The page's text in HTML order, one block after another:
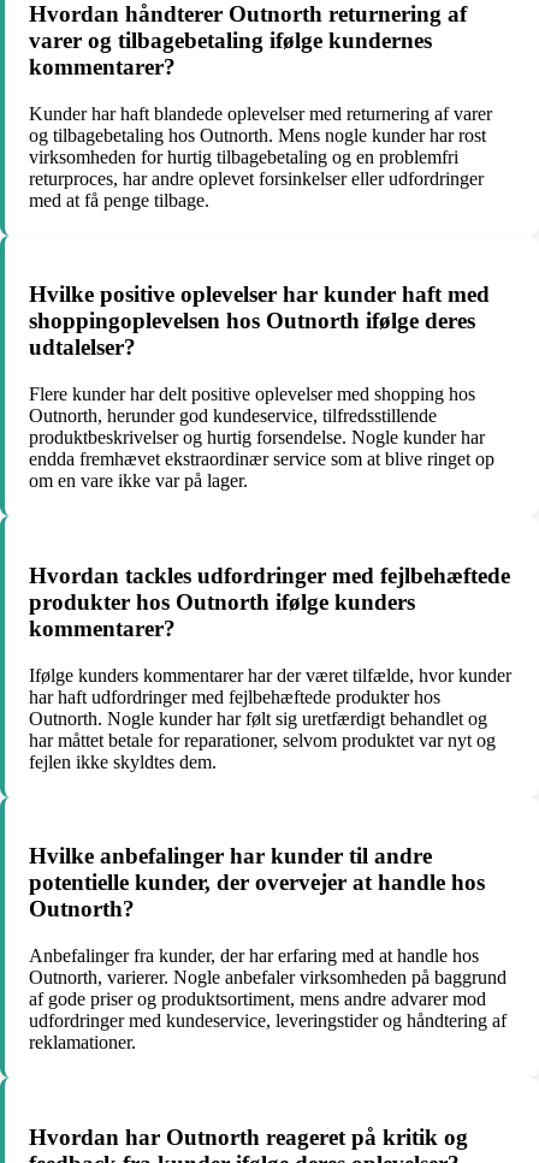
Hvordan håndterer Outnorth returnering af
varer og tilbagebetaling ifølge kundernes
kommentarer?
Kunder har haft blandede oplevelser med returnering af varer
og tilbagebetaling hos Outnorth. Mens nogle kunder har rost
virksomheden for hurtig tilbagebetaling og en problemfri
returproces, har andre oplevet forsinkelser eller udfordringer
med at få penge tilbage.
Hvilke positive oplevelser har kunder haft med
shoppingoplevelsen hos Outnorth ifølge deres
udtalelser?
Flere kunder har delt positive oplevelser med shopping hos
Outnorth, herunder god kundeservice, tilfredsstillende
produktbeskrivelser og hurtig forsendelse. Nogle kunder har
endda fremhævet ekstraordinær service som at blive ringet op
om en vare ikke var på lager.
Hvordan tackles udfordringer med fejlbehæftede
produkter hos Outnorth ifølge kunders
kommentarer?
Ifølge kunders kommentarer har der været tilfælde, hvor kunder
har haft udfordringer med fejlbehæftede produkter hos
Outnorth. Nogle kunder har følt sig uretfærdigt behandlet og
har måttet betale for reparationer, selvom produktet var nyt og
fejlen ikke skyldtes dem.
Hvilke anbefalinger har kunder til andre
potentielle kunder, der overvejer at handle hos
Outnorth?
Anbefalinger fra kunder, der har erfaring med at handle hos
Outnorth, varierer. Nogle anbefaler virksomheden på baggrund
af gode priser og produktsortiment, mens andre advarer mod
udfordringer med kundeservice, leveringstider og håndtering af
reklamationer.
Hvordan har Outnorth reageret på kritik og